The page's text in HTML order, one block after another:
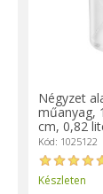
Négyzet
műanyag,
cm, 0,82
Zwilling
Kód: 1025122
Készleten